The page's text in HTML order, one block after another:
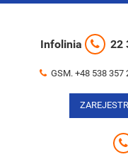
Infolinia 22
GSM. +48 538 357